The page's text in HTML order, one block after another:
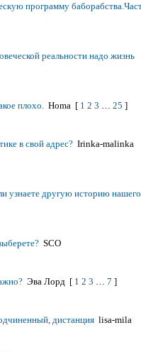
программу
реальности надо жизнь
плохо. Homa [ 1 2 3 … 25 ]
в свой адрес? Irinka-malinka
узнаете другую историю нашего
SCO
Эва Лорд [ 1 2 3 … 7 ]
дистанция lisa-mila